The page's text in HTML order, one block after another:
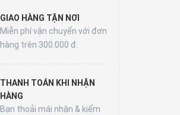
GIAO HÀNG TẬN NƠI
Miễn phí vận chuyển với đơn
hàng trên 300.000 đ.
THANH TOÁN KHI NHẬN
HÀNG
Bạn thoải mái nhận & kiểm